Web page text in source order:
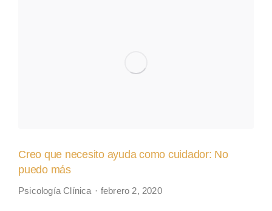
Creo que necesito ayuda como cuidador: No
puedo más
Psicología Clínica febrero 2, 2020